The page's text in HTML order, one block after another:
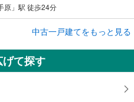
原」駅 徒歩24分
町
」駅 徒歩50分
中古一戸建てをもっと見る
て探す